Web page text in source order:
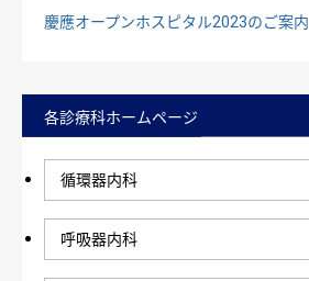
慶應オープンホスピタル2023のご案内
各診療科ホームページ
循環器内科
呼吸器内科